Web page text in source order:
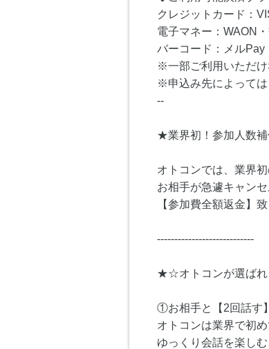
クレジットカード：
電子マネー：WAON
バーコード：メル
※一部ご利用いただけ
※申込み先によって
--
★業界初！参加人数
オトコンでは、業界
お相手が急遽キャン
【参加費全額返金】致
----------------------------
★☆オトコンが選ば
①お相手と【2回話す
オトコンは業界で初
ゆっくり会話を楽し